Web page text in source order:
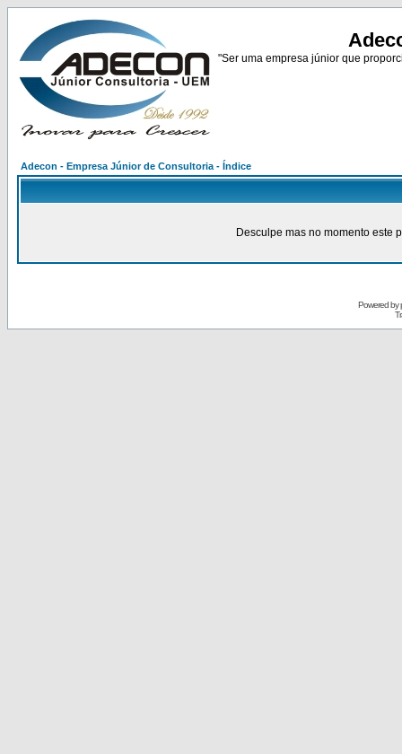
"Ser uma empresa júnior que
Adecon - Empresa Júnior de Consultoria - Índice
Desculpe mas no momento este
Powered by